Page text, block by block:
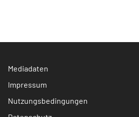
Mediadaten
Impressum
Nutzungsbedingungen